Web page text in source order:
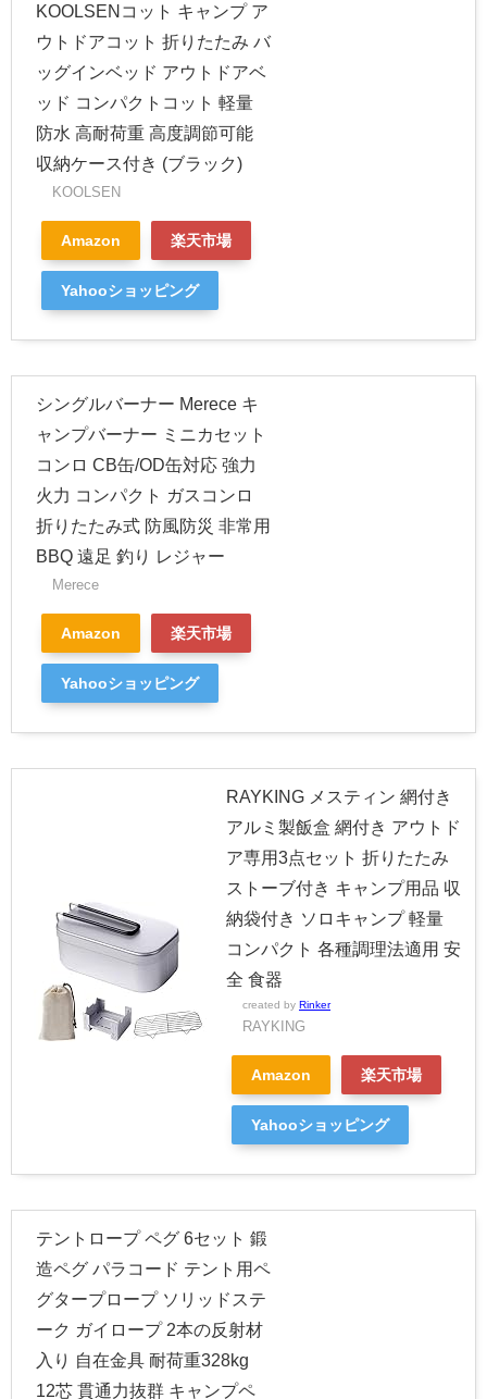
KOOLSENコット キャンプ ア
ウトドアコット 折りたたみ バ
ッグインベッド アウトドアベ
ッド コンパクトコット 軽量
防水 高耐荷重 高度調節可能
収納ケース付き (ブラック)
KOOLSEN
Amazon 楽天市場
Yahooショッピング
シングルバーナー Merece キ
ャンプバーナー ミニカセット
コンロ CB缶/OD缶対応 強力
火力 コンパクト ガスコンロ
折りたたみ式 防風防災 非常用
BBQ 遠足 釣り レジャー
Merece
Amazon 楽天市場
Yahooショッピング
RAYKING メスティン 網付き
アルミ製飯盒 網付き アウトド
ア専用3点セット 折りたたみ
ストーブ付き キャンプ用品 収
納袋付き ソロキャンプ 軽量
コンパクト 各種調理法適用 安
全 食器
created by Rinker
RAYKING
Amazon 楽天市場
Yahooショッピング
テントロープ ペグ 6セット 鍛
造ペグ パラコード テント用ペ
グタープロープ ソリッドステ
ーク ガイロープ 2本の反射材
入り 自在金具 耐荷重328kg
12芯 貫通力抜群 キャンプペ